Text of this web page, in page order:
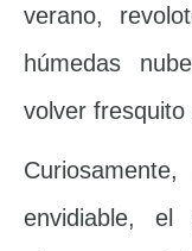
verano,
húmedas
volver fresquito
envidiable,